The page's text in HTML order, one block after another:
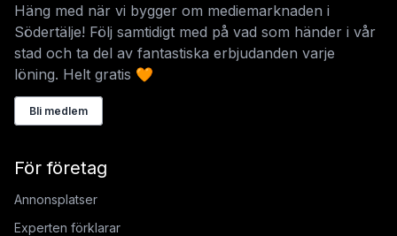
Häng med när vi bygger om mediemarknaden i
Södertälje! Följ samtidigt med på vad som händer i vår
stad och ta del av fantastiska erbjudanden varje
löning. Helt gratis 🧡
Bli medlem
För företag
Annonsplatser
Experten förklarar